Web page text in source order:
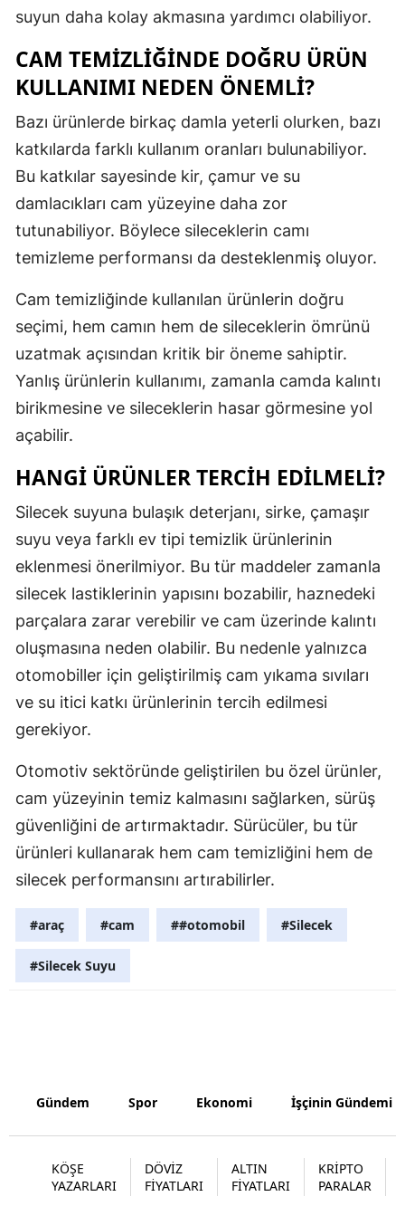
Mersin
İstanbul
Kars
Kastamonu
Kocaeli
Konya
Kütahya
Malatya
Muğla
Nevşehir
Niğde
Sakarya
Samsun
Sinop
Sivas
Uşak
suyun daha kolay akmasına yardımcı olabiliyor.
CAM TEMIZLIĞINDE DOĞRU ÜRÜN
KULLANIMI NEDEN ÖNEMLI?
Bazı ürünlerde birkaç damla yeterli olurken, bazı
katkılarda farklı kullanım oranları bulunabiliyor.
Bu katkılar sayesinde kir, çamur ve su
damlacıkları cam yüzeyine daha zor
tutunabiliyor. Böylece sileceklerin camı
temizleme performansı da desteklenmiş oluyor.
Cam temizliğinde kullanılan ürünlerin doğru
seçimi, hem camın hem de sileceklerin ömrünü
uzatmak açısından kritik bir öneme sahiptir.
Yanlış ürünlerin kullanımı, zamanla camda kalıntı
birikmesine ve sileceklerin hasar görmesine yol
açabilir.
HANGI ÜRÜNLER TERCIH EDILMELI?
Silecek suyuna bulaşık deterjanı, sirke, çamaşır
suyu veya farklı ev tipi temizlik ürünlerinin
eklenmesi önerilmiyor. Bu tür maddeler zamanla
silecek lastiklerinin yapısını bozabilir, haznedeki
parçalara zarar verebilir ve cam üzerinde kalıntı
oluşmasına neden olabilir. Bu nedenle yalnızca
otomobiller için geliştirilmiş cam yıkama sıvıları
ve su itici katkı ürünlerinin tercih edilmesi
gerekiyor.
Otomotiv sektöründe geliştirilen bu özel ürünler,
cam yüzeyinin temiz kalmasını sağlarken, sürüş
güvenliğini de artırmaktadır. Sürücüler, bu tür
ürünleri kullanarak hem cam temizliğini hem de
silecek performansını artırabilirler.
#araç #cam ##otomobil #Silecek
#Silecek Suyu
Gündem Spor Ekonomi İşçinin Gündemi
KÖŞE
YAZARLARI
DÖVİZ
FİYATLARI
ALTIN
FİYATLARI
KRİPTO
PARALAR